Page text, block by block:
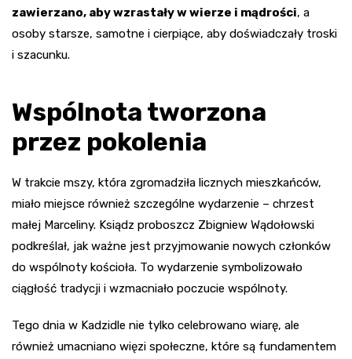
zawierzano, aby wzrastały w wierze i mądrości, a
osoby starsze, samotne i cierpiące, aby doświadczały troski
i szacunku.
Wspólnota tworzona
przez pokolenia
W trakcie mszy, która zgromadziła licznych mieszkańców,
miało miejsce również szczególne wydarzenie – chrzest
małej Marceliny. Ksiądz proboszcz Zbigniew Wądołowski
podkreślał, jak ważne jest przyjmowanie nowych członków
do wspólnoty kościoła. To wydarzenie symbolizowało
ciągłość tradycji i wzmacniało poczucie wspólnoty.
Tego dnia w Kadzidle nie tylko celebrowano wiarę, ale
również umacniano więzi społeczne, które są fundamentem